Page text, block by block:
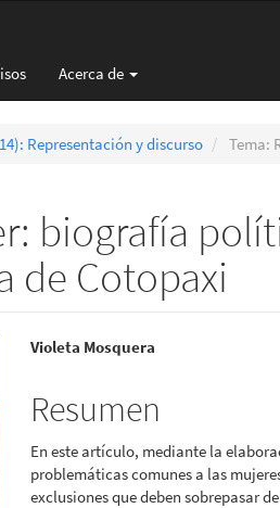
Acerca de
Representación y discurso Tema:
biografía
de Cotopaxi
Contenido
principal
del
artículo
Violeta Mosquera
Resumen
En este artículo, mediante la
problemáticas comunes a las
exclusiones que deben sobrepasar